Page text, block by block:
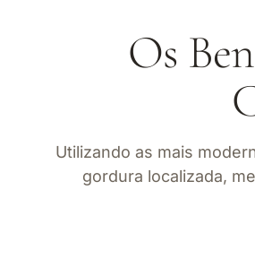
Os
Utilizando as mais
gordura localizada,